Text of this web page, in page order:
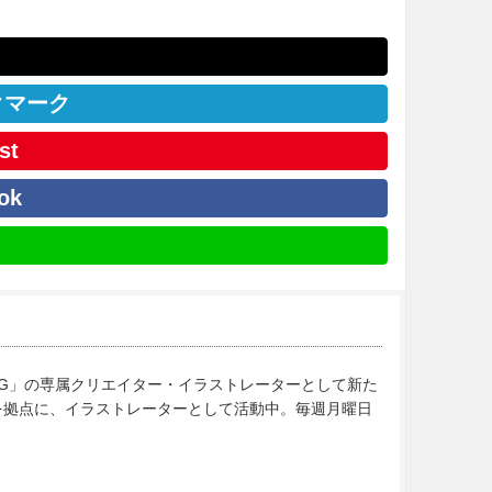
ーク
の専属クリエイター・イラストレーターとして新た
点に、イラストレーターとして活動中。毎週月曜日